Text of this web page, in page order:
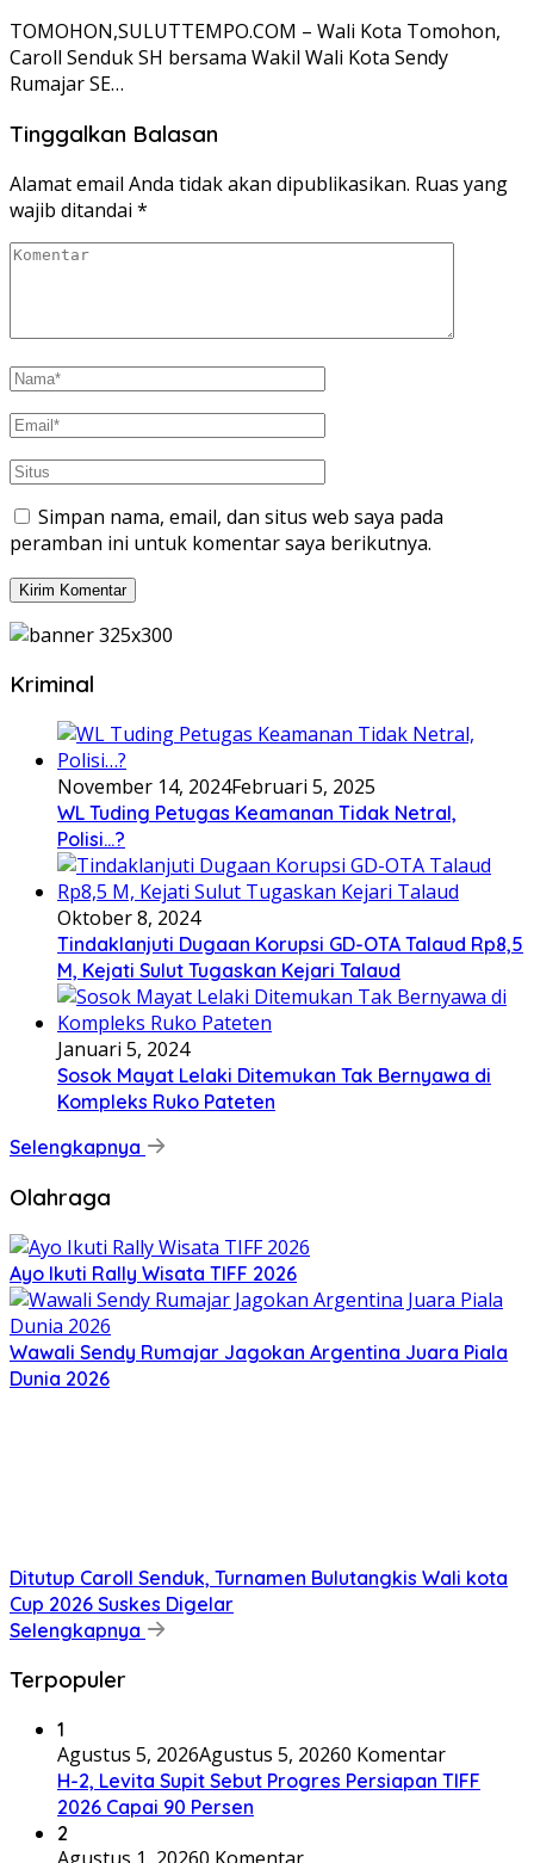
TOMOHON,SULUTTEMPO.COM – Wali Kota Tomohon,
Caroll Senduk SH bersama Wakil Wali Kota Sendy
Rumajar SE…
Tinggalkan Balasan
Alamat email Anda tidak akan dipublikasikan. Ruas yang
wajib ditandai *
Simpan nama, email, dan situs web saya pada
peramban ini untuk komentar saya berikutnya.
Kriminal
November 14, 2024Februari 5, 2025
WL Tuding Petugas Keamanan Tidak Netral,
Polisi…?
Oktober 8, 2024
Tindaklanjuti Dugaan Korupsi GD-OTA Talaud Rp8,5
M, Kejati Sulut Tugaskan Kejari Talaud
Januari 5, 2024
Sosok Mayat Lelaki Ditemukan Tak Bernyawa di
Kompleks Ruko Pateten
Selengkapnya
Olahraga
Ayo Ikuti Rally Wisata TIFF 2026
Wawali Sendy Rumajar Jagokan Argentina Juara Piala
Dunia 2026
Ditutup Caroll Senduk, Turnamen Bulutangkis Wali kota
Cup 2026 Suskes Digelar
Selengkapnya
Terpopuler
1
Agustus 5, 2026Agustus 5, 20260 Komentar
H-2, Levita Supit Sebut Progres Persiapan TIFF
2026 Capai 90 Persen
2